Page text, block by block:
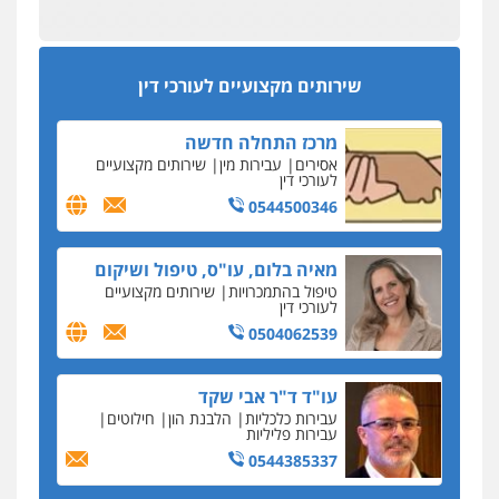
שירותים מקצועיים לעורכי דין
מקצועיים לעורכי דין
מרכז התחלה חדשה
אסירים עבירות מין שירותים מקצועיים
לעורכי דין
0544500346
מאיה בלום, עו"ס, טיפול ושיקום
טיפול בהתמכרויות שירותים מקצועיים
לעורכי דין
0504062539
עו"ד ד"ר אבי שקד
עבירות כלכליות הלבנת הון חילוטים
עבירות פליליות
0544385337
כתב האישום נגד עו"ד עידן דביר: האונס והמחירון
לאקטים מיניים
כתב אישום: יו"ר ש"ס לשעבר בחיפה וסינדיקאט
ההלוואות של משפחת הרינג
הפרקליטות: הרב נתנאל חייק ואביו הרב אריה חייק
שמשו אנשי
החשוד ברצח עו"ד ארבל פלדמן טען לרקע נפשי
ושתק בחקירתו
בבית המשפט התברר כי לחשוד, אחמד אלרג'וב
מרמלה, לא נערכה
יחסי עו"ד לקוח
עורכת דין נעצרה בחשד להעברת סם לנאשם בכלא
השרון
דבר למיקרופון
נציב תלונות הציבור על השופטים: עדיף למעט